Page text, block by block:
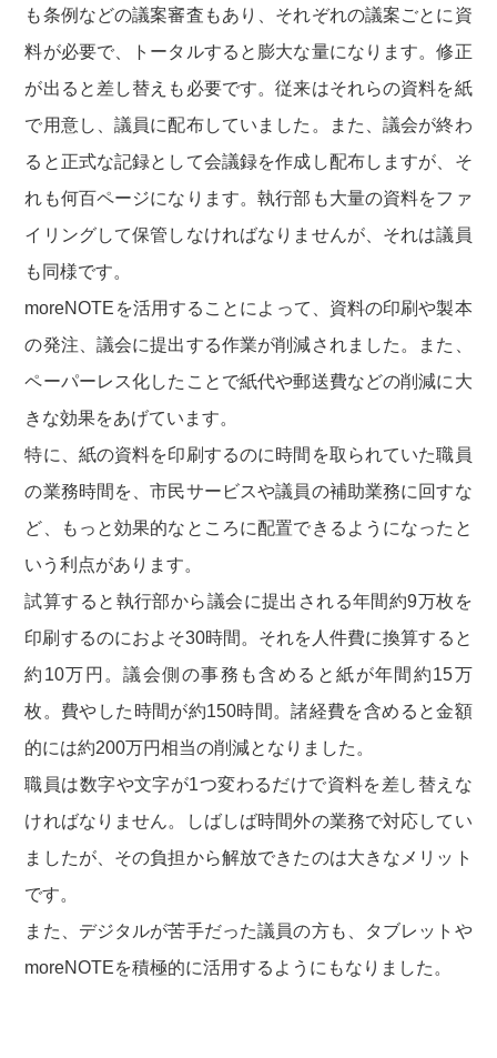
も条例などの議案審査もあり、それぞれの議案ごとに資
料が必要で、トータルすると膨大な量になります。修正
が出ると差し替えも必要です。従来はそれらの資料を紙
で用意し、議員に配布していました。また、議会が終わ
ると正式な記録として会議録を作成し配布しますが、そ
れも何百ページになります。執行部も大量の資料をファ
イリングして保管しなければなりませんが、それは議員
も同様です。
moreNOTEを活用することによって、資料の印刷や製本
の発注、議会に提出する作業が削減されました。また、
ペーパーレス化したことで紙代や郵送費などの削減に大
きな効果をあげています。
特に、紙の資料を印刷するのに時間を取られていた職員
の業務時間を、市民サービスや議員の補助業務に回すな
ど、もっと効果的なところに配置できるようになったと
いう利点があります。
試算すると執行部から議会に提出される年間約9万枚を
印刷するのにおよそ30時間。それを人件費に換算すると
約10万円。議会側の事務も含めると紙が年間約15万
枚。費やした時間が約150時間。諸経費を含めると金額
的には約200万円相当の削減となりました。
職員は数字や文字が1つ変わるだけで資料を差し替えな
ければなりません。しばしば時間外の業務で対応してい
ましたが、その負担から解放できたのは大きなメリット
です。
また、デジタルが苦手だった議員の方も、タブレットや
moreNOTEを積極的に活用するようにもなりました。